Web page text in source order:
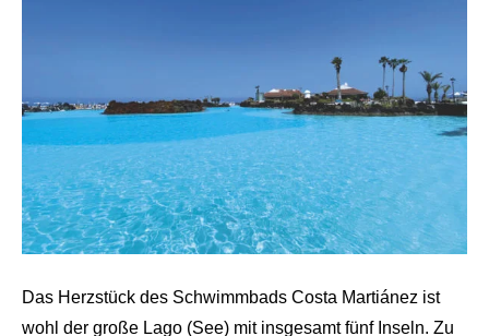
Das Herzstück des Schwimmbads Costa Martiánez ist
wohl der große Lago (See) mit insgesamt fünf Inseln. Zu